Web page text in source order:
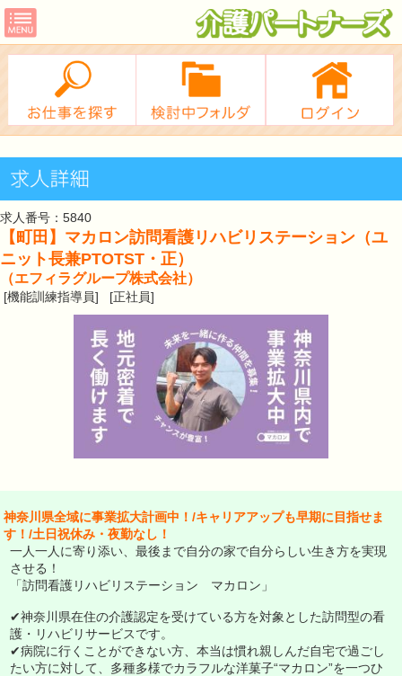
求人番号：5840
【町田】マカロン訪問看護リハビリステーション（ユ
ニット長兼PTOTST・正）
（エフィラグループ株式会社）
[機能訓練指導員] [正社員]
神奈川県全域に事業拡大計画中！/キャリアアップも早期に目指せま
す！/土日祝休み・夜勤なし！
一人一人に寄り添い、最後まで自分の家で自分らしい生き方を実現
させる！
「訪問看護リハビリステーション マカロン」
✔神奈川県在住の介護認定を受けている方を対象とした訪問型の看
護・リハビリサービスです。
✔病院に行くことができない方、本当は慣れ親しんだ自宅で過ごし
たい方に対して、多種多様でカラフルな洋菓子“マカロン”を一つひ